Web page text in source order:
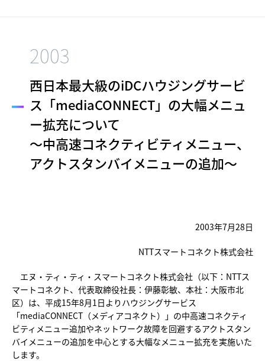
2003
西日本最大級のiDCハウジングサービ
ス「mediaCONNECT」の大幅メニュ
ー拡充について
～中高速コネクティビティメニュー、
アクトスタンバイメニューの追加～
2003年7月28日
NTTスマートコネクト株式会社
エヌ・ティ・ティ・スマートコネクト株式会社（以下：NTTス
マートコネクト、代表取締役社長：伊藤彰敏、本社：大阪市北
区）は、平成15年8月1日よりハウジングサービス
「mediaCONNECT（メディアコネクト）」の中高速コネクティ
ビティメニュー追加やネットワーク故障を回避するアクトスタン
バイメニューの追加を中心とする大幅なメニュー拡充を実施いた
します。